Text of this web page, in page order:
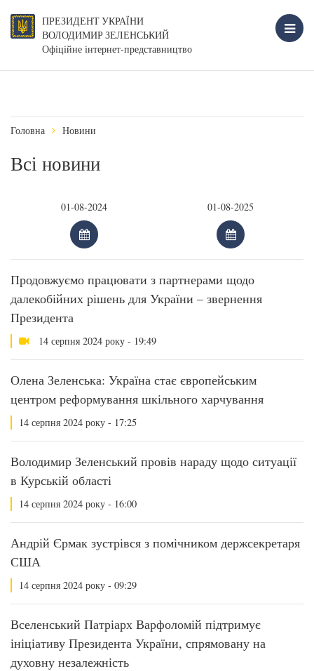
ПРЕЗИДЕНТ УКРАЇНИ
ВОЛОДИМИР ЗЕЛЕНСЬКИЙ
Офіційне інтернет-представництво
Головна Новини
Всі новини
Продовжуємо працювати з партнерами щодо
далекобійних рішень для України – звернення
Президента
14 серпня 2024 року - 19:49
Олена Зеленська: Україна стає європейським
центром реформування шкільного харчування
14 серпня 2024 року - 17:25
Володимир Зеленський провів нараду щодо ситуації
в Курській області
14 серпня 2024 року - 16:00
Андрій Єрмак зустрівся з помічником держсекретаря
США
14 серпня 2024 року - 09:29
Вселенський Патріарх Варфоломій підтримує
ініціативу Президента України, спрямовану на
духовну незалежність